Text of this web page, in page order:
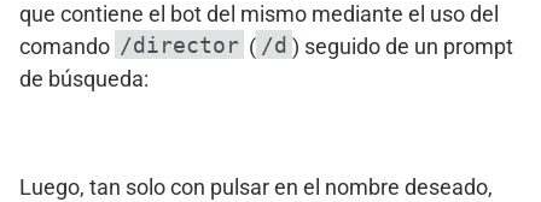
que contiene el bot del mismo mediante el uso del
comando /director ( /d ) seguido de un prompt
de búsqueda:
Luego, tan solo con pulsar en el nombre deseado,